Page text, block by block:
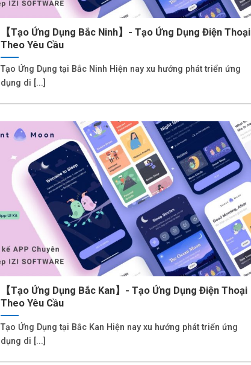
【Tạo Ứng Dụng Bắc Ninh】- Tạo Ứng Dụng Điện Thoại
Theo Yêu Cầu
Tạo Ứng Dụng tại Bắc Ninh Hiện nay xu hướng phát triển ứng
dụng di [...]
【Tạo Ứng Dụng Bắc Kan】- Tạo Ứng Dụng Điện Thoại
Theo Yêu Cầu
Tạo Ứng Dụng tại Bắc Kan Hiện nay xu hướng phát triển ứng
dụng di [...]